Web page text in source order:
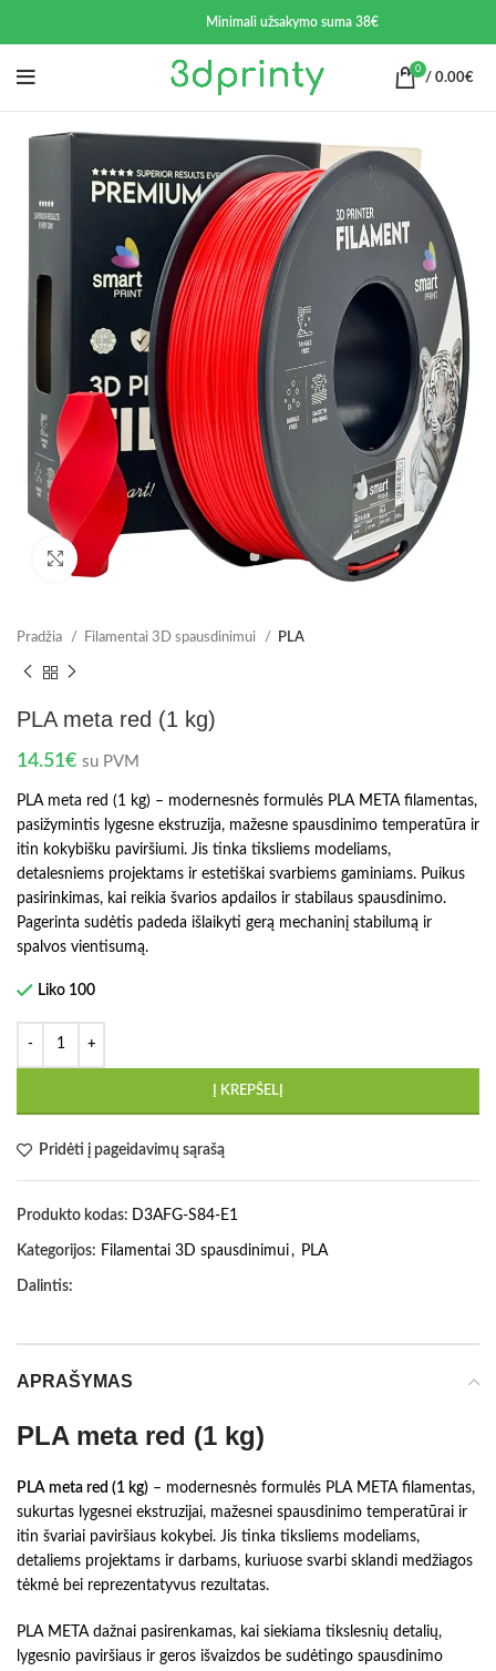
Minimali užsakymo suma 38€
0
/ 0.00€
Spustelėkite norėdami padidinti
Pradžia Filamentai 3D spausdinimui PLA
PLA meta red (1 kg)
14.51€ su PVM
PLA meta red (1 kg) – modernesnės formulės PLA META filamentas,
pasižymintis lygesne ekstruzija, mažesne spausdinimo temperatūra ir
itin kokybišku paviršiumi. Jis tinka tiksliems modeliams,
detalesniems projektams ir estetiškai svarbiems gaminiams. Puikus
pasirinkimas, kai reikia švarios apdailos ir stabilaus spausdinimo.
Pagerinta sudėtis padeda išlaikyti gerą mechaninį stabilumą ir
spalvos vientisumą.
Liko 100
Į KREPŠELĮ
Pridėti į pageidavimų sąrašą
Produkto kodas: D3AFG-S84-E1
Kategorijos: Filamentai 3D spausdinimui, PLA
Dalintis:
APRAŠYMAS
PLA meta red (1 kg)
PLA meta red (1 kg) – modernesnės formulės PLA META filamentas,
sukurtas lygesnei ekstruzijai, mažesnei spausdinimo temperatūrai ir
itin švariai paviršiaus kokybei. Jis tinka tiksliems modeliams,
detaliems projektams ir darbams, kuriuose svarbi sklandi medžiagos
tėkmė bei reprezentatyvus rezultatas.
PLA META dažnai pasirenkamas, kai siekiama tikslesnių detalių,
lygesnio paviršiaus ir geros išvaizdos be sudėtingo spausdinimo